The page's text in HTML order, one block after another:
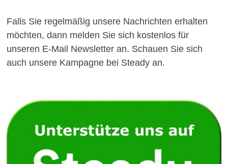
Falls Sie regelmäßig unsere Nachrichten erhalten
möchten, dann melden Sie sich kostenlos für
unseren E-Mail Newsletter an. Schauen Sie sich
auch unsere Kampagne bei Steady an.